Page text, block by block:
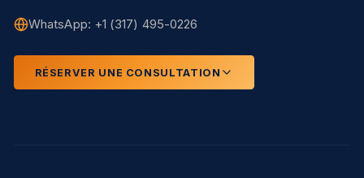
WhatsApp: +1 (317) 495-0226
RÉSERVER UNE CONSULTATION